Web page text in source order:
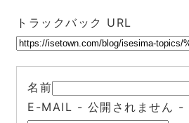
トラックバック URL
名前
E-MAIL - 公開されません -